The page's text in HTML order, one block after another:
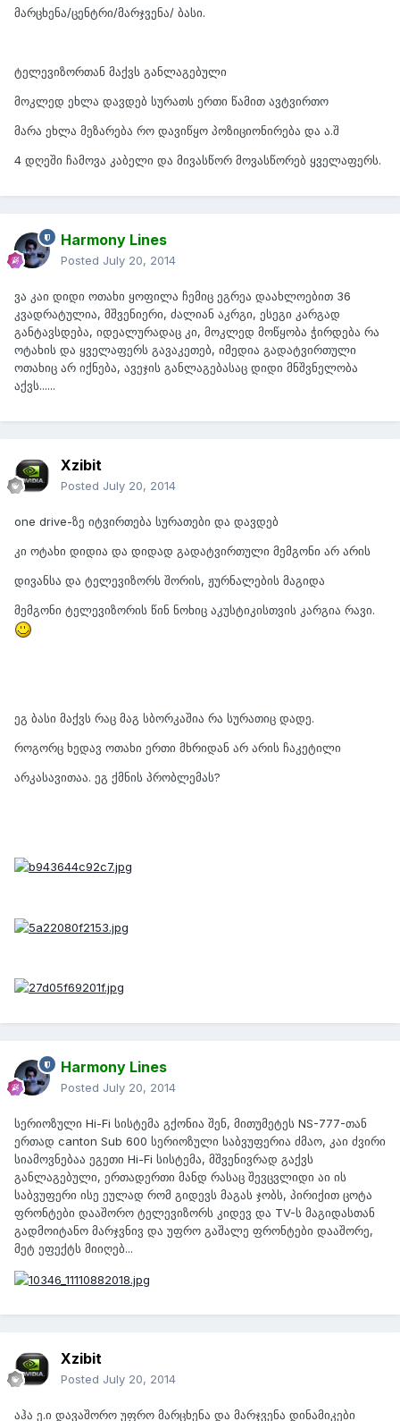
მარცხენა/ცენტრი/მარჯვენა/ ბასი.
ტელევიზორთან მაქვს განლაგებული
მოკლედ ეხლა დავდებ სურათს ერთი წამით ავტვირთო
მარა ეხლა მეზარება რო დავიწყო პოზიციონირება და ა.შ
4 დღეში ჩამოვა კაბელი და მივასწორ მოვასწორებ ყველაფერს.
Harmony Lines
Posted July 20, 2014
ვა კაი დიდი ოთახი ყოფილა ჩემიც ეგრეა დაახლოებით 36
კვადრატულია, მშვენიერი, ძალიან აკრგი, ესეგი კარგად
განტავსდება, იდეალურადაც კი, მოკლედ მოწყობა ჭირდება რა
ოტახის და ყველაფერს გავაკეთებ, იმედია გადატვირთული
ოთახიც არ იქნება, ავეჯის განლაგებასაც დიდი მნშვნელობა
აქვს......
Xzibit
Posted July 20, 2014
one drive-ზე იტვირთება სურათები და დავდებ
კი ოტახი დიდია და დიდად გადატვირთული მემგონი არ არის
დივანსა და ტელევიზორს შორის, ჟურნალების მაგიდა
მემგონი ტელევიზორის წინ ნოხიც აკუსტიკისთვის კარგია რავი.
ეგ ბასი მაქვს რაც მაგ სბორკაშია რა სურათიც დადე.
როგორც ხედავ ოთახი ერთი მხრიდან არ არის ჩაკეტილი
არკასავითაა. ეგ ქმნის პრობლემას?
Harmony Lines
Posted July 20, 2014
სერიოზული Hi-Fi სისტემა გქონია შენ, მითუმეტეს NS-777-თან
ერთად canton Sub 600 სერიოზული საბვუფერია ძმაო, კაი ძვირი
სიამოვნებაა ეგეთი Hi-Fi სისტემა, მშვენივრად გაქვს
განლაგებული, ერთადერთი მანდ რასაც შევცვლიდი აი ის
საბვუფერი ისე ეულად რომ გიდევს მაგას ჯობს, პირიქით ცოტა
ფრონტები დააშორო ტელევიზორს კიდევ და TV-ს მაგიდასთან
გადმოიტანო მარჯვნივ და უფრო გაშალე ფრონტები დააშორე,
მეტ ეფექტს მიიღებ...
Xzibit
Posted July 20, 2014
აჰა ე.ი დავაშორო უფრო მარცხენა და მარჯვენა დინამიკები